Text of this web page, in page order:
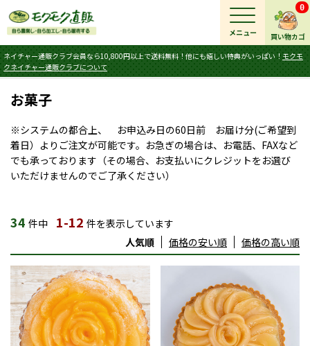
買い物カゴ
0
ネイチャー通販クラブ会員なら10,800円以上で送料無料！他にも嬉しい特典がいっぱい！ モクモ
クネイチャー通販クラブについて
メニュー
お菓子
※システムの都合上、 お申込み日の60日前 お届け分(ご希望到
着日）よりご注文が可能です。お急ぎの場合は、お電話、FAXなど
でも承っております（その場合、お支払いにクレジットをお選び
いただけませんのでご了承ください）
34 件中 1-12 件を表示しています
人気順
価格の安い順 価格の高い順